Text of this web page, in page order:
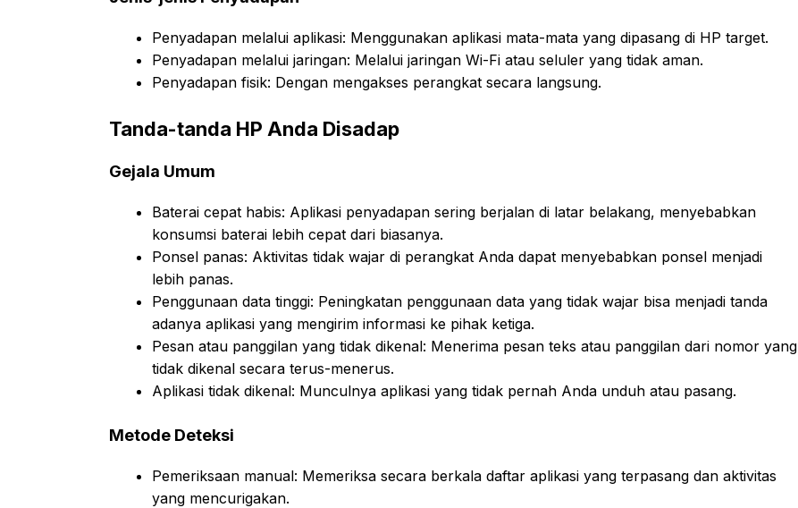
Penyadapan melalui aplikasi: Menggunakan aplikasi mata-mata yang dipasang di HP target.
Penyadapan melalui jaringan: Melalui jaringan Wi-Fi atau seluler yang tidak aman.
Penyadapan fisik: Dengan mengakses perangkat secara langsung.
Tanda-tanda HP Anda Disadap
Gejala Umum
Baterai cepat habis: Aplikasi penyadapan sering berjalan di latar belakang, menyebabkan
konsumsi baterai lebih cepat dari biasanya.
Ponsel panas: Aktivitas tidak wajar di perangkat Anda dapat menyebabkan ponsel menjadi
lebih panas.
Penggunaan data tinggi: Peningkatan penggunaan data yang tidak wajar bisa menjadi tanda
adanya aplikasi yang mengirim informasi ke pihak ketiga.
Pesan atau panggilan yang tidak dikenal: Menerima pesan teks atau panggilan dari nomor yang
tidak dikenal secara terus-menerus.
Aplikasi tidak dikenal: Munculnya aplikasi yang tidak pernah Anda unduh atau pasang.
Metode Deteksi
Pemeriksaan manual: Memeriksa secara berkala daftar aplikasi yang terpasang dan aktivitas
yang mencurigakan.